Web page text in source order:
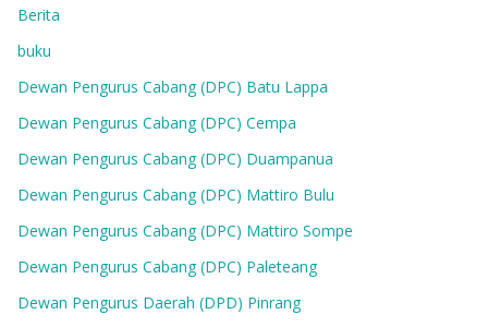
Berita
buku
Dewan Pengurus Cabang (DPC) Batu Lappa
Dewan Pengurus Cabang (DPC) Cempa
Dewan Pengurus Cabang (DPC) Duampanua
Dewan Pengurus Cabang (DPC) Mattiro Bulu
Dewan Pengurus Cabang (DPC) Mattiro Sompe
Dewan Pengurus Cabang (DPC) Paleteang
Dewan Pengurus Daerah (DPD) Pinrang